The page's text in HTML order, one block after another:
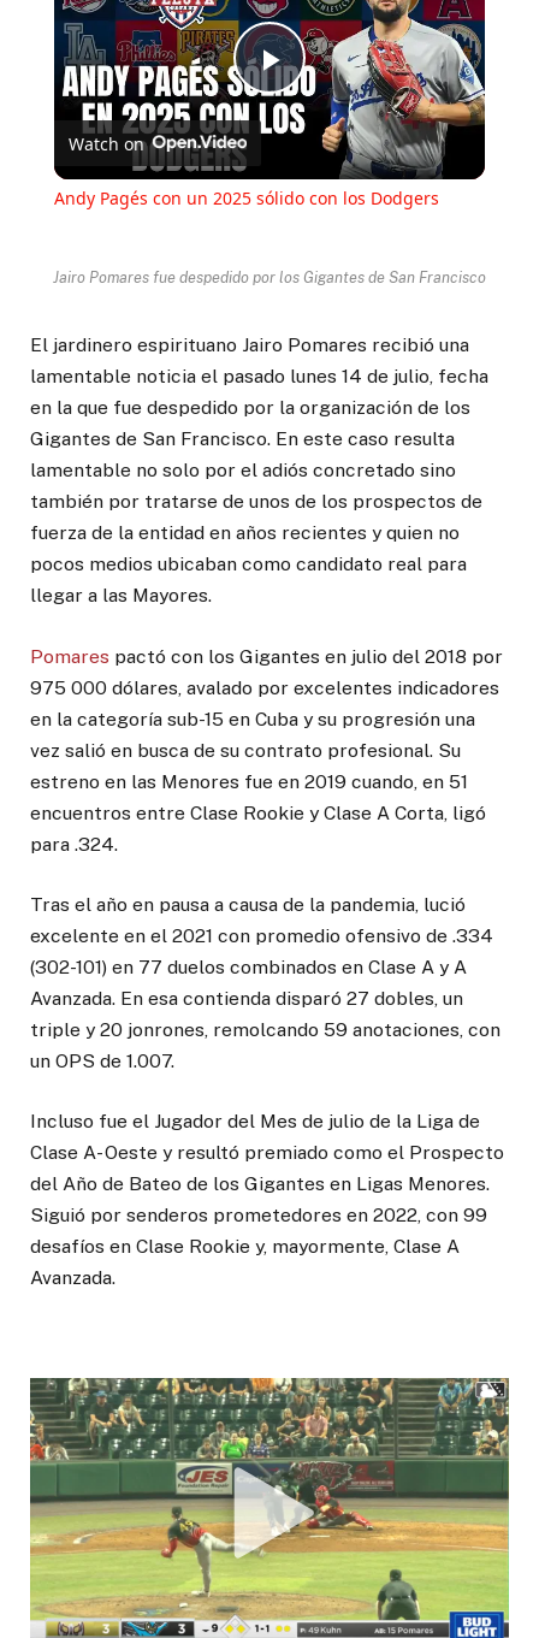
Play
Video
Watch on
Andy Pagés con un 2025 sólido con los Dodgers
Jairo Pomares fue despedido por los Gigantes de San Francisco
El jardinero espirituano Jairo Pomares recibió una
lamentable noticia el pasado lunes 14 de julio, fecha
en la que fue despedido por la organización de los
Gigantes de San Francisco. En este caso resulta
lamentable no solo por el adiós concretado sino
también por tratarse de unos de los prospectos de
fuerza de la entidad en años recientes y quien no
pocos medios ubicaban como candidato real para
llegar a las Mayores.
Pomares pactó con los Gigantes en julio del 2018 por
975 000 dólares, avalado por excelentes indicadores
en la categoría sub-15 en Cuba y su progresión una
vez salió en busca de su contrato profesional. Su
estreno en las Menores fue en 2019 cuando, en 51
encuentros entre Clase Rookie y Clase A Corta, ligó
para .324.
Tras el año en pausa a causa de la pandemia, lució
excelente en el 2021 con promedio ofensivo de .334
(302-101) en 77 duelos combinados en Clase A y A
Avanzada. En esa contienda disparó 27 dobles, un
triple y 20 jonrones, remolcando 59 anotaciones, con
un OPS de 1.007.
Incluso fue el Jugador del Mes de julio de la Liga de
Clase A- Oeste y resultó premiado como el Prospecto
del Año de Bateo de los Gigantes en Ligas Menores.
Siguió por senderos prometedores en 2022, con 99
desafíos en Clase Rookie y, mayormente, Clase A
Avanzada.